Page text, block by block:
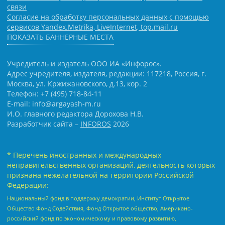
связи
Согласие на обработку персональных данных с помощью
сервисов Yandex.Metrika, LiveInternet, top.mail.ru
ПОКАЗАТЬ БАННЕРНЫЕ МЕСТА
Учредитель и издатель ООО ИА «Инфорос».
Адрес учредителя, издателя, редакции: 117218, Россия, г.
Москва, ул. Кржижановского, д.13, кор. 2
Телефон: +7 (495) 718-84-11
E-mail: info@argayash-m.ru
И.О. главного редактора Дорохова Н.В.
Разработчик сайта – INFOROS 2026
* Перечень иностранных и международных
неправительственных организаций, деятельность которых
признана нежелательной на территории Российской
Федерации:
Национальный фонд в поддержку демократии, Институт Открытое
Общество Фонд Содействия, Фонд Открытое общество, Американо-
российский фонд по экономическому и правовому развитию,